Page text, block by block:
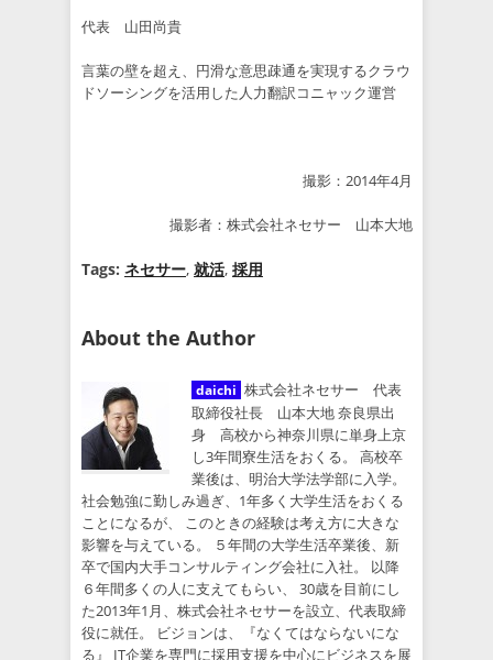
代表 山田尚貴
言葉の壁を超え、円滑な意思疎通を実現するクラウ
ドソーシングを活用した人力翻訳コニャック運営
撮影：2014年4月
撮影者： 株式会社ネセサー 山本大地
Tags: ネセサー, 就活, 採用
About the Author
daichi 株式会社ネセサー 代表
取締役社長 山本大地 奈良県出
身 高校から神奈川県に単身上京
し3年間寮生活をおくる。 高校卒
業後は、明治大学法学部に入学。
社会勉強に勤しみ過ぎ、1年多く大学生活をおくる
ことになるが、 このときの経験は考え方に大きな
影響を与えている。 ５年間の大学生活卒業後、新
卒で国内大手コンサルティング会社に入社。 以降
６年間多くの人に支えてもらい、 30歳を目前にし
た2013年1月、株式会社ネセサーを設立、代表取締
役に就任。 ビジョンは、『なくてはならないにな
る』 IT企業を専門に採用支援を中心にビジネスを展